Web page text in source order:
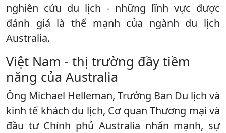
nghiên cứu du lịch - những lĩnh vực được
đánh giá là thế mạnh của ngành du lịch
Australia.
Việt Nam - thị trường đầy tiềm
năng của Australia
Ông Michael Helleman, Trưởng Ban Du lịch và
kinh tế khách du lịch, Cơ quan Thương mại và
đầu tư Chính phủ Australia nhấn mạnh, sự